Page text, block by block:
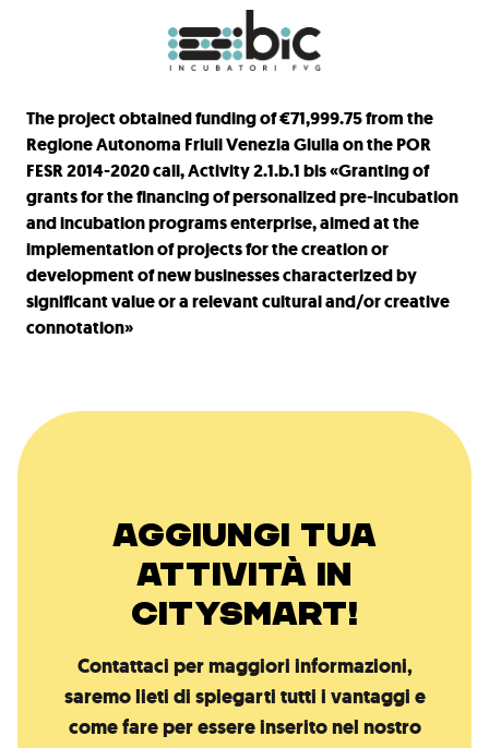
The project obtained funding of €71,999.75 from the
Regione Autonoma Friuli Venezia Giulia on the POR
FESR 2014-2020 call, Activity 2.1.b.1 bis «Granting of
grants for the financing of personalized pre-incubation
and incubation programs enterprise, aimed at the
implementation of projects for the creation or
development of new businesses characterized by
significant value or a relevant cultural and/or creative
connotation»
AGGIUNGI TUA
ATTIVITÀ IN
CITYSMART!
Contattaci per maggiori informazioni,
saremo lieti di spiegarti tutti i vantaggi e
come fare per essere inserito nel nostro